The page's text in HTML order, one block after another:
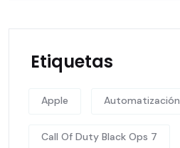
Etiquetas
Apple Automatización
Call Of Duty Black Ops 7